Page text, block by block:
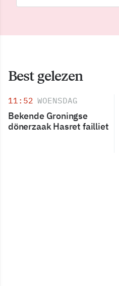
Best gelezen
11:52 WOENSDAG
Bekende Groningse
dönerzaak Hasret failliet